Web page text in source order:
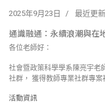
2025年9月23日 最近更
通識融通：永續浪潮與在
各位老師好：
社會暨政策科學學系陳亮宇老
社群， 獲得教師專業社群專
活動資訊